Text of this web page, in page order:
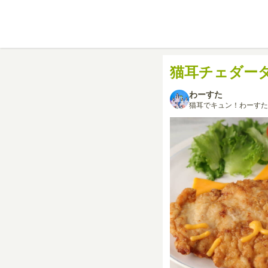
猫耳チェダー
わーすた
猫耳でキュン！わーす